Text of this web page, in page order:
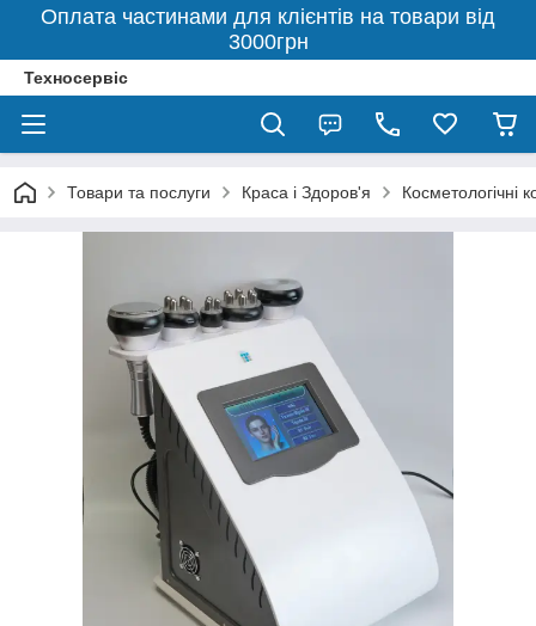
Оплата частинами для клієнтів на товари від
3000грн
Техносервіс
Товари та послуги Краса і Здоров'я Косметологічні